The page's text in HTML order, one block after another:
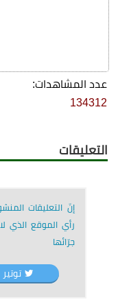
عدد المشاهدات:
134312
التعليقات
إنّ التعليقات
رأي الموقع الذي
جرّائها
توتير